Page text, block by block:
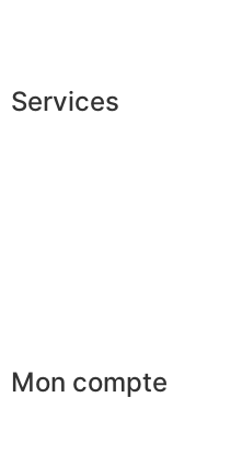
Services
Mon compte